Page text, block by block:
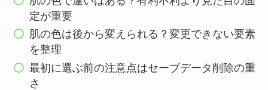
定が重要
肌の色は後から変えられる？変更できない要素
を整理
最初に選ぶ前の注意点はセーブデータ削除の重
さ